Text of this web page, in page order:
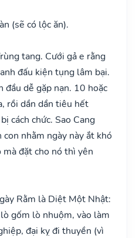
(sẽ có lộc ăn).
tang. Cưới gả e rằng
đấu kiện tụng lâm bại.
đầu dễ gặp nạn. 10 hoặc
rồi dần dần tiêu hết
cách chức. Sao Cang
nhằm ngày này ắt khó
mà đặt cho nó thì yên
Rằm là Diệt Một Nhật:
gốm lò nhuộm, vào làm
đại kỵ đi thuyền (vì